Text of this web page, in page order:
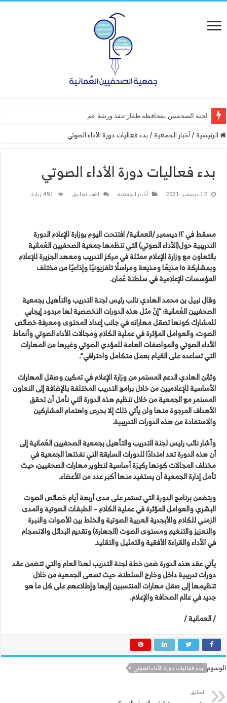
لجنة الصحفيين بمحافظة ظفار تنفذ ورشة عمل “أساسيات الت
الرئيسية /أخبار الجمعية /بدء فعاليات دورة الأداء الصوتي
بدء فعاليات دورة الأداء الصوتي
12 ديسمبر، 2021 أخبار الجمعية اضف تعليق 491 زيارة
مسقط في ١٢ ديسمبر /العمانية/ افتتحت اليوم بوزارة الإعلام الدورة
التدريبية حول(الأداء الصوتي) التي تنظمها جمعية الصحفيين العُمانية
بالتعاون مع وزارة الإعلام ممثلة في مركز التدريب ومعهد الجزيرة للإعلام
وبمشاركة ١٥ مذيعًا ومذيعة ومراسلًا تلفزيونيًا وإذاعيًا من مختلف
المؤسسات الإعلامية في سلطنة عُمان.
وقال نبيل بن محمد الهادي نائب رئيس لجنة التدريب والتأهيل بجمعية
الصحفيين العُمانية: “إنّ مثل هذه الدورات التخصصية لها مردود إيجابي
للمشارك كونها تصقل مهاراته في جانب إعداد المحتوى ومعرفة خصائص
الصوت، والعوامل المؤثرة في عملية الكلام ومجالات الأداء الصوتي وأنماط
الأداء الصوتي والمواصفات العامة للمؤدي الصوتي وغيرها من المهارات
التي تساعده على القيام بعمل متكامل واحترافي”.
وثمّن الهادي الدعم المستمر من وزارة الإعلام في تمكين وصقل المهارات
الأساسية للإعلاميين من خلال برامج التدريب المختلفة بالإضافة إلى التعاون
المستمر مع الجمعية من خلال تنظيم هذه الدورة التي نأمل أن تحقق
الأهداف المرجوة منها ولن يأتي ذلك إلا بحرص واهتمام المشاركين
والاستفادة من هذه الدورات التدريبية.
وأشار نائب رئيس لجنة التدريب والتأهيل بجمعية الصحفيين العُمانية إلى
أن هذه الدورة تعد امتدادًا للدورات السابقة التي نفذتها الجمعية في
مختلف المجالات كونها ركيزة أساسية لتطوير مهارات الصحفيين، حيث
تأمل إدارة الجمعية أن يستفيد منها أكبر عدد من الأعضاء.
ويتضمن برنامج الدورة التي تستمر على مدى أربعة أيام خصائص الصوت
البشري والعوامل المؤثرة في عملية الكلام – الطبقات الصوتية والمدى
الزمني للكلام والأبجدية العربية الصوتية والخلط بين الأصوات والنبرة
والتعزيز والتنغيم ومستوى الصوت (الجهارة) وتقديم البدائل والانسجام
في الأداء والقراءة الأفقية والتمثيل والتقليد.
يأتي عقد هذه الدورة ضمن خطة لجنة التدريب لهذا العام والتي تتضمن عقد
دورات تدريبية داخل وخارج السلطنة، حيث تسعى الجمعية من خلال
تنظيمها إلى صقل مهارات المنتسبين إليها وإطلاعهم على كل ما هو
جديد في عالم الصحافة والإعلام.
/ العمانية /
الوسوم بدء فعاليات دورة الأداء الصوتي
السابق